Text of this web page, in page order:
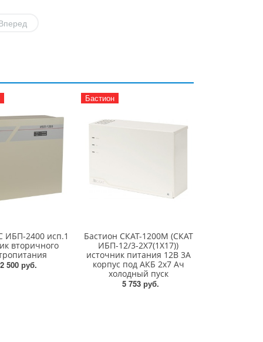
2400 исп.1
вторичного
500 руб.
Бастион
Бастион СКАТ-1200М (СКАТ
ИБП-12/3-2Х7(1Х17))
источник питания 12В 3А
корпус под АКБ 2х7 Ач
холодный пуск
5 753 руб.